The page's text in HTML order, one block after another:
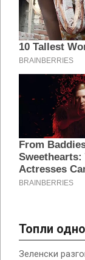
Топли
Зеленски